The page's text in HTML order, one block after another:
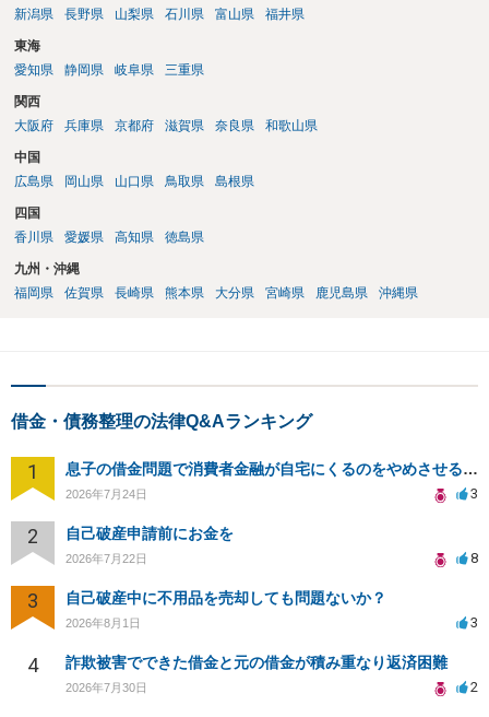
新潟県
長野県 山梨県 石川県 富山県 福井県
東海
愛知県
静岡県 岐阜県 三重県
関西
大阪府
兵庫県 京都府 滋賀県 奈良県 和歌山県
中国
広島県
岡山県 山口県 鳥取県 島根県
四国
香川県
愛媛県 高知県 徳島県
九州・沖縄
福岡県
佐賀県 長崎県 熊本県 大分県 宮崎県 鹿児島県 沖縄県
借金・債務整理の法律Q&Aランキング
1 息子の借金問題で消費者金融が自宅にくるのをやめさせる方法はないですか？
2026年7月24日 3
2 自己破産申請前にお金を
2026年7月22日 8
3 自己破産中に不用品を売却しても問題ないか？
2026年8月1日 3
4 詐欺被害でできた借金と元の借金が積み重なり返済困難
2026年7月30日 2